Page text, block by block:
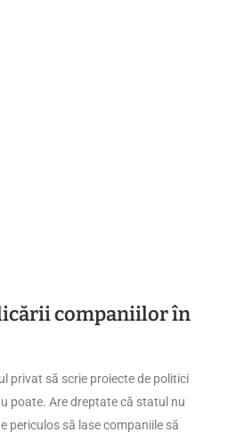
companiilor în
privat să scrie proiecte de politici
poate. Are dreptate că statul nu
periculos să lase companiile să